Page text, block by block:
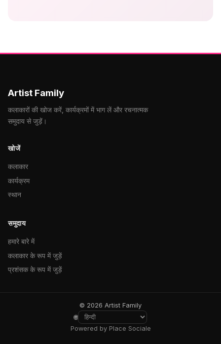
Artist Family
कलाकारों की खोज करें, कार्यक्रमों में भाग लें और रचनात्मक
समुदाय से जुड़ें।
खोजें
कलाकार
कार्यक्रम
स्थान
समुदाय
हमारे बारे में
कलाकार के रूप में जुड़ें
प्रशंसक के रूप में जुड़ें
© 2026 Artist Family
🌐
Powered by Place Sociale